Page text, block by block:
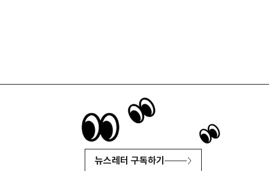
뉴스레터 구독하기